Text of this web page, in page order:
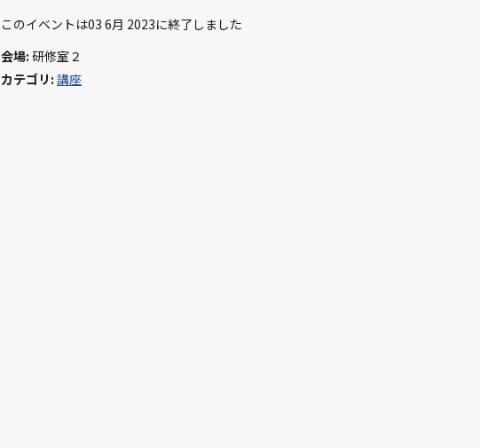
このイベントは03 6月 2023に終了しました
会場: 研修室２
カテゴリ: 講座